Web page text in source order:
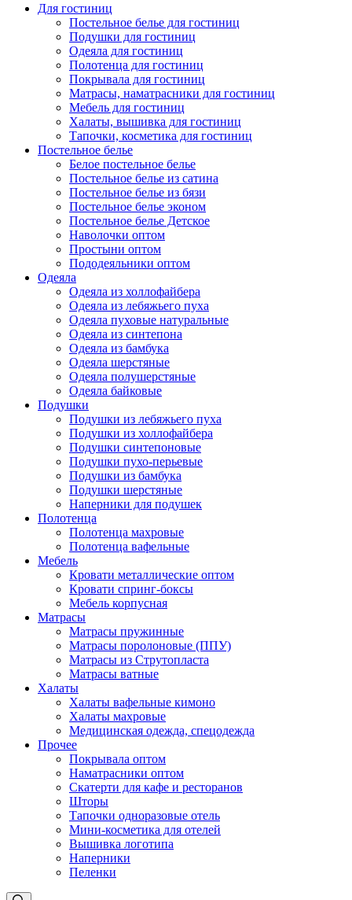
Для гостиниц
Постельное белье для гостиниц
Подушки для гостиниц
Одеяла для гостиниц
Полотенца для гостиниц
Покрывала для гостиниц
Матрасы, наматрасники для гостиниц
Мебель для гостиниц
Халаты, вышивка для гостиниц
Тапочки, косметика для гостиниц
Постельное белье
Белое постельное белье
Постельное белье из сатина
Постельное белье из бязи
Постельное белье эконом
Постельное белье Детское
Наволочки оптом
Простыни оптом
Пододеяльники оптом
Одеяла
Одеяла из холлофайбера
Одеяла из лебяжьего пуха
Одеяла пуховые натуральные
Одеяла из синтепона
Одеяла из бамбука
Одеяла шерстяные
Одеяла полушерстяные
Одеяла байковые
Подушки
Подушки из лебяжьего пуха
Подушки из холлофайбера
Подушки синтепоновые
Подушки пухо-перьевые
Подушки из бамбука
Подушки шерстяные
Наперники для подушек
Полотенца
Полотенца махровые
Полотенца вафельные
Мебель
Кровати металлические оптом
Кровати спринг-боксы
Мебель корпусная
Матрасы
Матрасы пружинные
Матрасы поролоновые (ППУ)
Матрасы из Струтопласта
Матрасы ватные
Халаты
Халаты вафельные кимоно
Халаты махровые
Медицинская одежда, спецодежда
Прочее
Покрывала оптом
Наматрасники оптом
Скатерти для кафе и ресторанов
Шторы
Тапочки одноразовые отель
Мини-косметика для отелей
Вышивка логотипа
Наперники
Пеленки